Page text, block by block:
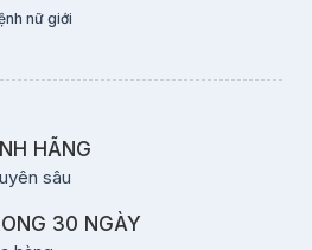
nữ giới
HÃNG
sâu
30 NGÀY